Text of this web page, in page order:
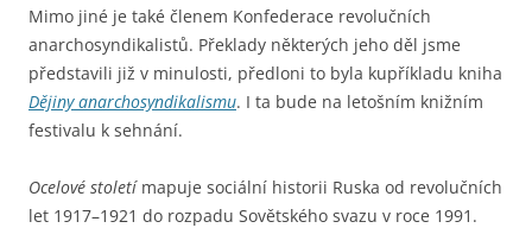
Mimo jiné je také členem Konfederace revolučních
anarchosyndikalistů. Překlady některých jeho děl jsme
představili již v minulosti, předloni to byla kupříkladu kniha
Dějiny anarchosyndikalismu. I ta bude na letošním knižním
festivalu k sehnání.
Ocelové stoletímapuje sociální historii Ruska od revolučních
let 1917–1921 do rozpadu Sovětského svazu v roce 1991.